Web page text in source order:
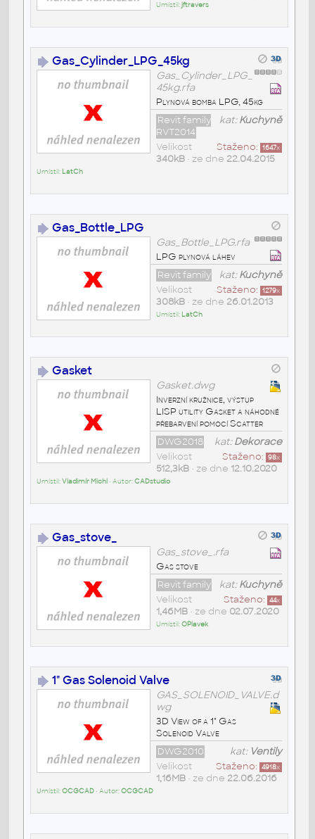
Umístil:jftravers
Gas_Cylinder_LPG_45kg
Gas_Cylinder_LPG_
45kg.rfa
Plynová bomba LPG, 45kg
kat:Kuchyně
Revit family
RVT2014
Staženo: 1647x
Velikost
340kB• ze dne 22.04.2015
Umístil: LatCh
Gas_Bottle_LPG
Gas_Bottle_LPG.rfa
LPG plynová láhev
kat:Kuchyně
Revit family
Staženo: 1279x
Velikost
308kB• ze dne 26.01.2013
Umístil: LatCh
Gasket
Gasket.dwg
Inverzní kružnice, výstup
LISP utility Gasket a náhodné
přebarvení pomocí Scatter
kat:Dekorace
DWG2018
Staženo: 98x
Velikost
512,3kB• ze dne 12.10.2020
Umístil:Vladimír Michl • Autor:CADstudio
Gas_stove_
Gas_stove_.rfa
Gas stove
kat:Kuchyně
Revit family
Staženo: 44x
Velikost
1,46MB• ze dne 02.07.2020
Umístil:OPlavek
1" Gas Solenoid Valve
GAS_SOLENOID_VALVE.d
wg
3D View of a 1" Gas
Solenoid Valve
kat: Ventily
DWG2010
Staženo: 4918x
Velikost
1,16MB• ze dne 22.06.2016
Umístil:OCGCAD• Autor:OCGCAD